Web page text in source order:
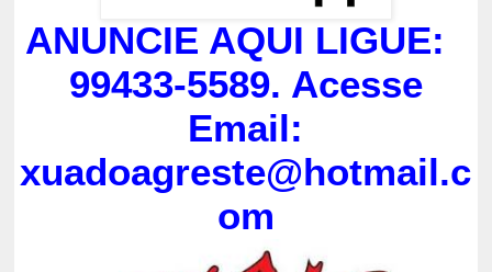
ANUNCIE AQUI LIGUE:
99433-5589. Acesse
Email:
xuadoagreste@hotmail.c
om